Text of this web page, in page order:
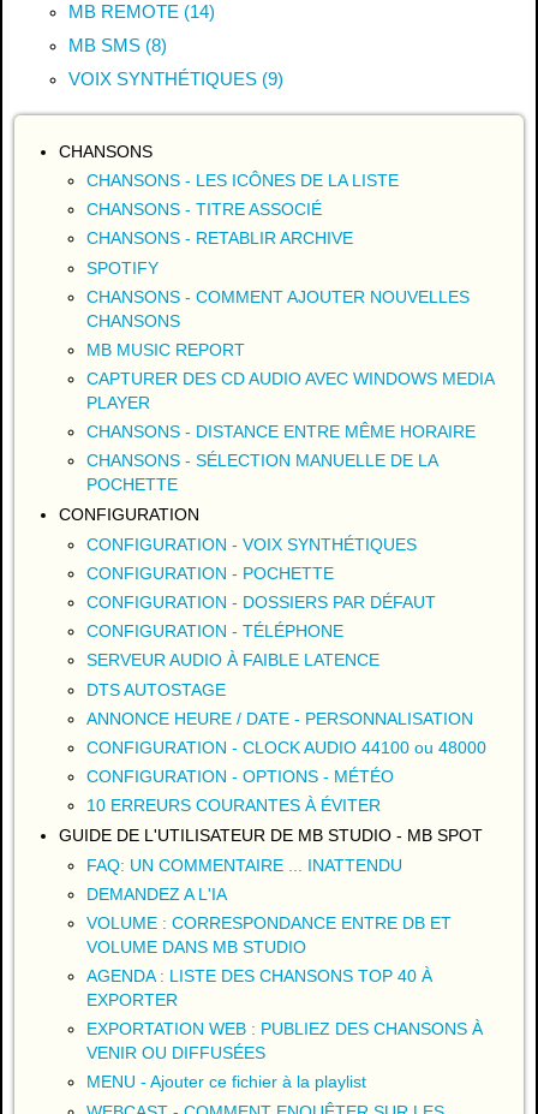
MB REMOTE (14)
MB SMS (8)
VOIX SYNTHÉTIQUES (9)
CHANSONS
CHANSONS - LES ICÔNES DE LA LISTE
CHANSONS - TITRE ASSOCIÉ
CHANSONS - RETABLIR ARCHIVE
SPOTIFY
CHANSONS - COMMENT AJOUTER NOUVELLES
CHANSONS
MB MUSIC REPORT
CAPTURER DES CD AUDIO AVEC WINDOWS MEDIA
PLAYER
CHANSONS - DISTANCE ENTRE MÊME HORAIRE
CHANSONS - SÉLECTION MANUELLE DE LA
POCHETTE
CONFIGURATION
CONFIGURATION - VOIX SYNTHÉTIQUES
CONFIGURATION - POCHETTE
CONFIGURATION - DOSSIERS PAR DÉFAUT
CONFIGURATION - TÉLÉPHONE
SERVEUR AUDIO À FAIBLE LATENCE
DTS AUTOSTAGE
ANNONCE HEURE / DATE - PERSONNALISATION
CONFIGURATION - CLOCK AUDIO 44100 ou 48000
CONFIGURATION - OPTIONS - MÉTÉO
10 ERREURS COURANTES À ÉVITER
GUIDE DE L'UTILISATEUR DE MB STUDIO - MB SPOT
FAQ: UN COMMENTAIRE ... INATTENDU
DEMANDEZ A L'IA
VOLUME : CORRESPONDANCE ENTRE DB ET
VOLUME DANS MB STUDIO
AGENDA : LISTE DES CHANSONS TOP 40 À
EXPORTER
EXPORTATION WEB : PUBLIEZ DES CHANSONS À
VENIR OU DIFFUSÉES
MENU - Ajouter ce fichier à la playlist